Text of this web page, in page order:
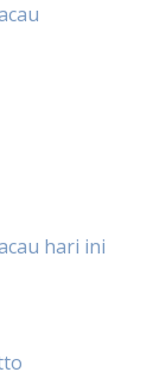
hari ini